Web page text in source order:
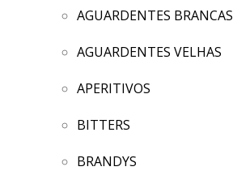
AGUARDENTES BRANCAS
AGUARDENTES VELHAS
APERITIVOS
BITTERS
BRANDYS